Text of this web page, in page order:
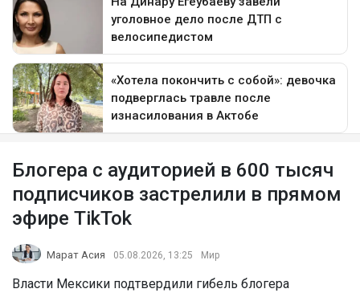
Блогера с аудиторией в 600 тысяч
подписчиков застрелили в прямом
эфире TikTok
Марат Асия 05.08.2026, 13:25 Мир
Власти Мексики подтвердили гибель блогера